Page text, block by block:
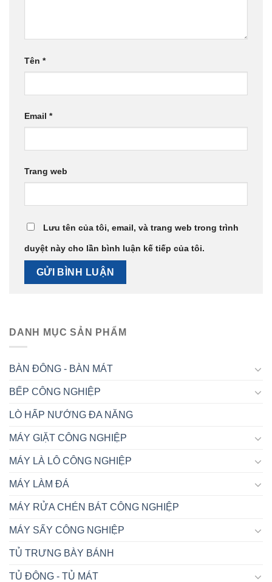
Tên *
Email *
Trang web
Lưu tên của tôi, email, và trang web trong trình
duyệt này cho lần bình luận kế tiếp của tôi.
DANH MỤC SẢN PHẨM
BÀN ĐÔNG - BÀN MÁT
BẾP CÔNG NGHIỆP
LÒ HẤP NƯỚNG ĐA NĂNG
MÁY GIẶT CÔNG NGHIỆP
MÁY LÀ LÔ CÔNG NGHIỆP
MÁY LÀM ĐÁ
MÁY RỬA CHÉN BÁT CÔNG NGHIỆP
MÁY SẤY CÔNG NGHIỆP
TỦ TRƯNG BÀY BÁNH
TỦ ĐÔNG - TỦ MÁT